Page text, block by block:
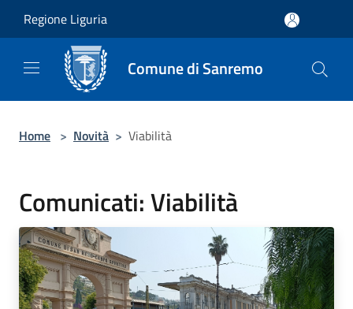
Regione Liguria
Comune di Sanremo
Home > Novità > Viabilità
Comunicati: Viabilità